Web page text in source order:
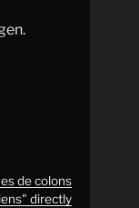
de colons
directly